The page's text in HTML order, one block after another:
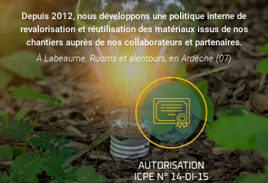
Depuis 2012, nous développons une politique interne de
revalorisation et réutilisation des matériaux issus de nos
chantiers auprès de nos collaborateurs et partenaires.
À Labeaume, Ruoms et alentours, en Ardèche (07)
AUTORISATION
ICPE N° 14-DI-15